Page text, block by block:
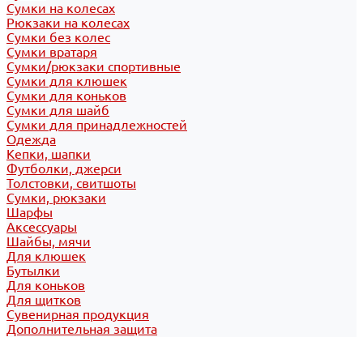
Сумки на колесах
Рюкзаки на колесах
Сумки без колес
Сумки вратаря
Сумки/рюкзаки спортивные
Сумки для клюшек
Сумки для коньков
Сумки для шайб
Сумки для принадлежностей
Одежда
Кепки, шапки
Футболки, джерси
Толстовки, свитшоты
Сумки, рюкзаки
Шарфы
Аксессуары
Шайбы, мячи
Для клюшек
Бутылки
Для коньков
Для щитков
Сувенирная продукция
Дополнительная защита